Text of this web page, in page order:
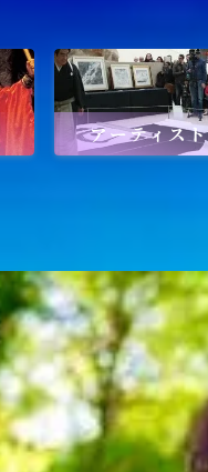
献
久)
アーティスト